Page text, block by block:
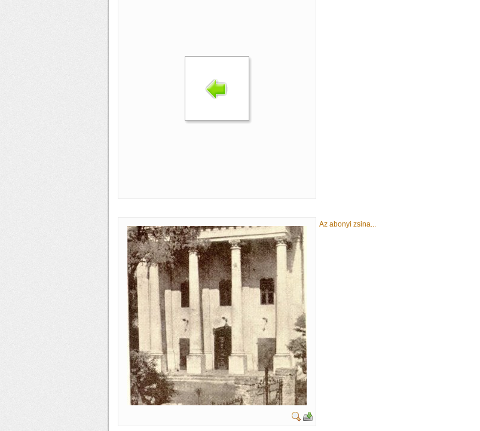
Az abonyi zsina...